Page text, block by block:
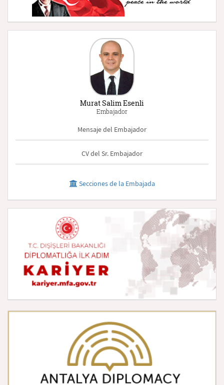
Murat Salim Esenli
Embajador
Mensaje del Embajador
CV del Sr. Embajador
Secciones de la Embajada